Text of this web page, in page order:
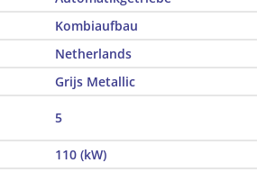
Kombiaufbau
Netherlands
Grijs Metallic
5
110 (kW)